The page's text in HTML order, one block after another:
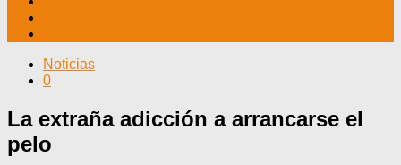
Noticias
0
La extraña adicción a arrancarse el
pelo